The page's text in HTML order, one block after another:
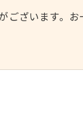
ざいます。